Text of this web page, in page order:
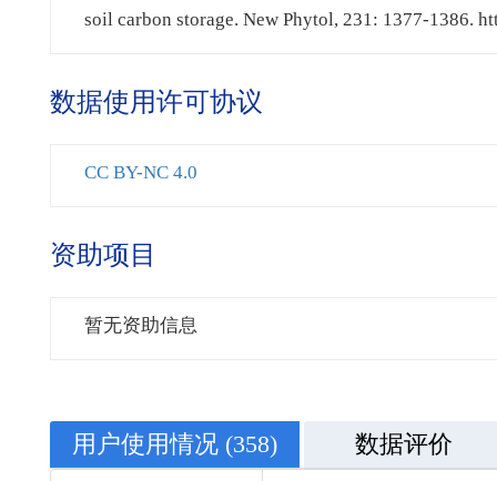
soil carbon storage. New Phytol, 231: 1377-1386.
数据使用许可协议
CC BY-NC 4.0
资助项目
暂无资助信息
用户使用情况 (358) 数据评价